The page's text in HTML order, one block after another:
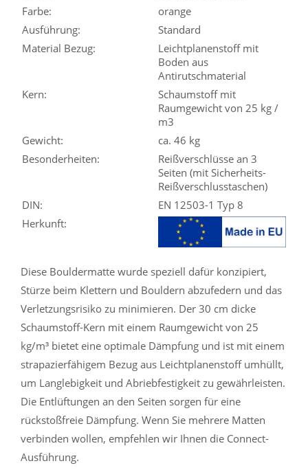
Farbe:
orange
Ausführung:
Standard
Material Bezug:
Leichtplanenstoff mit
Boden aus
Antirutschmaterial
Kern:
Schaumstoff mit
Raumgewicht von 25 kg /
m3
Gewicht:
ca. 46 kg
Besonderheiten:
Reißverschlüsse an 3
Seiten (mit Sicherheits-
Reißverschlusstaschen)
DIN:
EN 12503-1 Typ 8
Herkunft:
Diese Bouldermatte wurde speziell dafür konzipiert,
Stürze beim Klettern und Bouldern abzufedern und das
Verletzungsrisiko zu minimieren. Der 30 cm dicke
Schaumstoff-Kern mit einem Raumgewicht von 25
kg/m³ bietet eine optimale Dämpfung und ist mit einem
strapazierfähigem Bezug aus Leichtplanenstoff umhüllt,
um Langlebigkeit und Abriebfestigkeit zu gewährleisten.
Die Entlüftungen an den Seiten sorgen für eine
rückstoßfreie Dämpfung. Wenn Sie mehrere Matten
verbinden wollen, empfehlen wir Ihnen die Connect-
Ausführung.